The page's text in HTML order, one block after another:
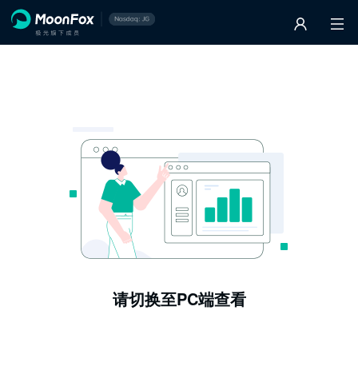
请切换至PC端查看